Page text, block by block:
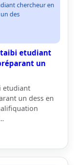
chercheur en
des
etudiant
un
etudiant
un dess en